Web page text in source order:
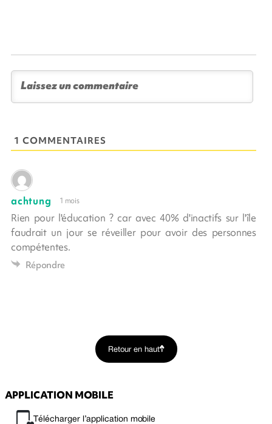
1 COMMENTAIRES
achtung 1 mois
Rien pour l'éducation ? car avec 40% d'inactifs sur l'île
faudrait un jour se réveiller pour avoir des personnes
compétentes.
Répondre
Retour en haut
APPLICATION MOBILE
Télécharger l’application mobile